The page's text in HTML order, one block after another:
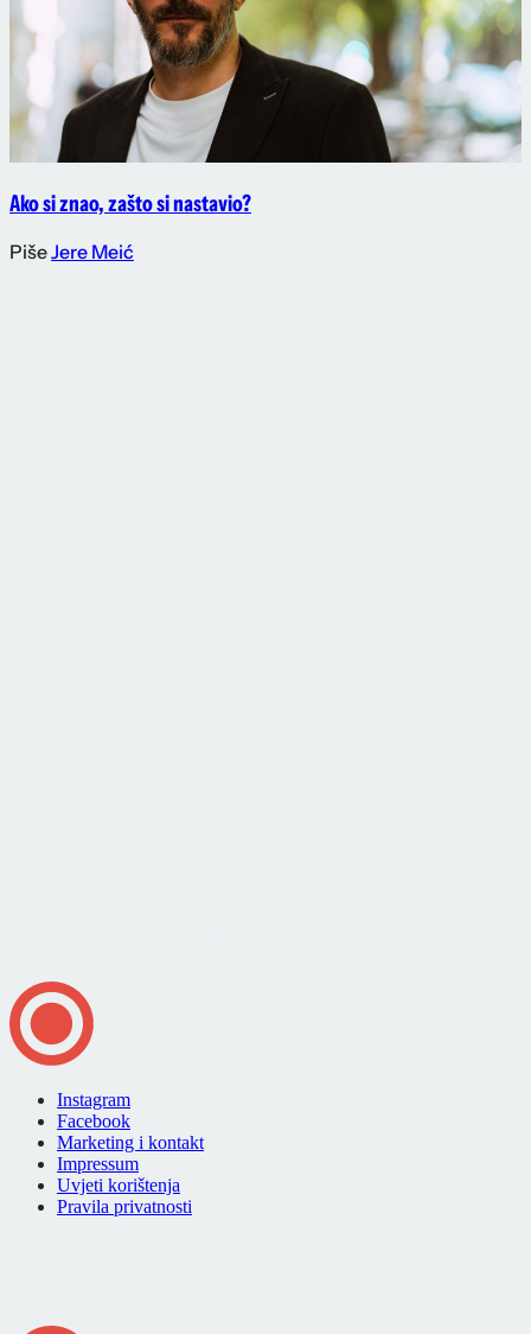
Ako si znao, zašto si nastavio?
PišeJere Meić
Instagram
Facebook
Marketing i kontakt
Impressum
Uvjeti korištenja
Pravila privatnosti